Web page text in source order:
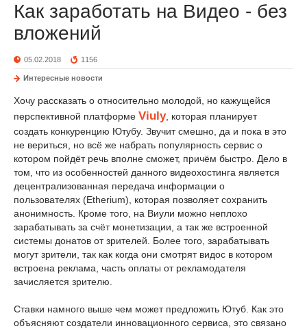
Как заработать на Видео - без
вложений
05.02.2018 1156
Интересные новости
Хочу рассказать о относительно молодой, но кажущейся
перспективной платформе Viuly, которая планирует
создать конкуренцию Ютубу. Звучит смешно, да и пока в это
не вериться, но всё же набрать популярность сервис о
котором пойдёт речь вполне сможет, причём быстро. Дело в
том, что из особенностей данного видеохостинга является
децентрализованная передача информации о
пользователях (Etherium), которая позволяет сохранить
анонимность. Кроме того, на Виули можно неплохо
зарабатывать за счёт монетизации, а так же встроенной
системы донатов от зрителей. Более того, зарабатывать
могут зрители, так как когда они смотрят видос в котором
встроена реклама, часть оплаты от рекламодателя
зачисляется зрителю.
Ставки намного выше чем может предложить Ютуб. Как это
объясняют создатели инновационного сервиса, это связано